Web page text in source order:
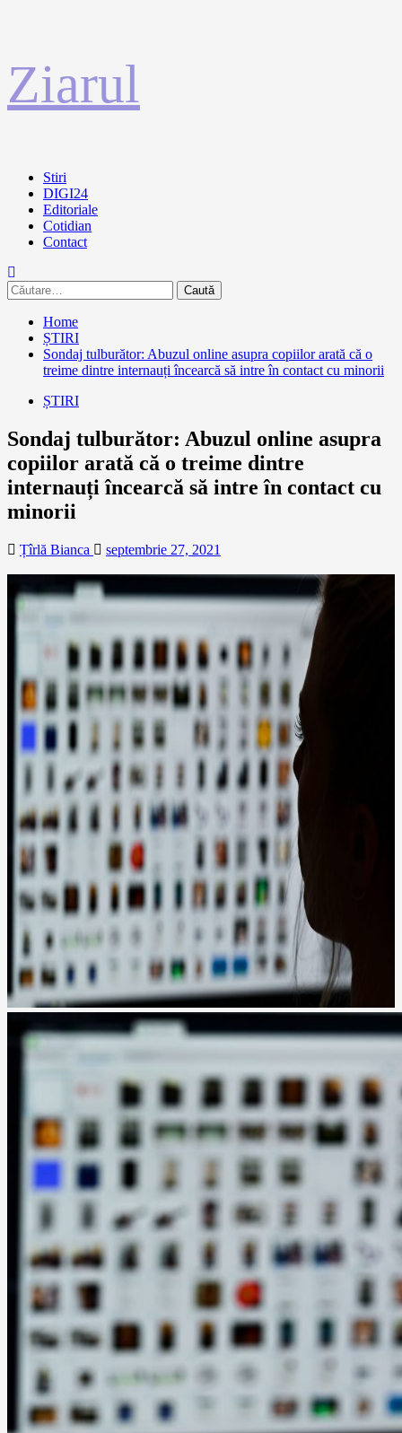
la
conținut
Ziarul
Primary
Menu
Stiri
DIGI24
Editoriale
Cotidian
Contact
Caută
după:
Home
ȘTIRI
Sondaj tulburător: Abuzul online asupra copiilor arată că o
treime dintre internauți încearcă să intre în contact cu minorii
ȘTIRI
Sondaj tulburător: Abuzul online asupra
copiilor arată că o treime dintre
internauți încearcă să intre în contact cu
minorii
Țîrlă Bianca septembrie 27, 2021